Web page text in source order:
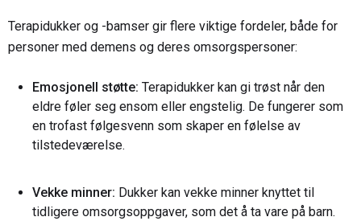
Terapidukker og -bamser gir flere viktige fordeler, både for
personer med demens og deres omsorgspersoner:
Emosjonell støtte: Terapidukker kan gi trøst når den
eldre føler seg ensom eller engstelig. De fungerer som
en trofast følgesvenn som skaper en følelse av
tilstedeværelse.
Vekke minner: Dukker kan vekke minner knyttet til
tidligere omsorgsoppgaver, som det å ta vare på barn.